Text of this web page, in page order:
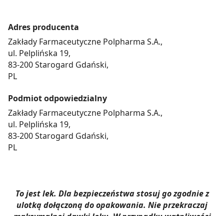
Adres producenta
Zakłady Farmaceutyczne Polpharma S.A.,
ul. Pelplińska 19,
83-200 Starogard Gdański,
PL
Podmiot odpowiedzialny
Zakłady Farmaceutyczne Polpharma S.A.,
ul. Pelplińska 19,
83-200 Starogard Gdański,
PL
To jest lek. Dla bezpieczeństwa stosuj go zgodnie z
ulotką dołączoną do opakowania. Nie przekraczaj